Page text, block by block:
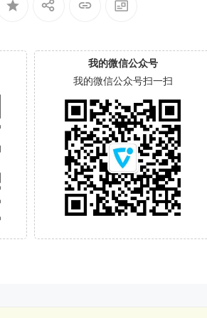
我的微信公众号
我的微信公众号扫一扫